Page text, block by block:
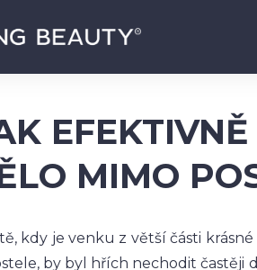
MIMO
kdy je venku z větší části
by byl hřích nechodit častěji